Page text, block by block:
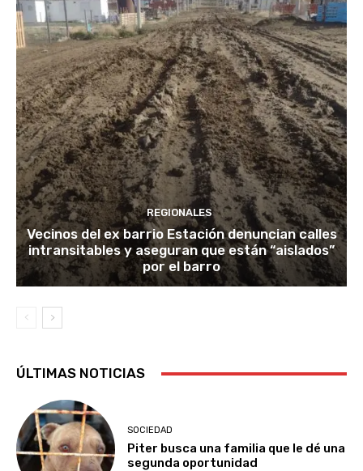
REGIONALES
Vecinos del ex barrio Estación denuncian calles
intransitables y aseguran que están “aislados”
por el barro
ÚLTIMAS NOTICIAS
SOCIEDAD
Piter busca una familia que le dé una
segunda oportunidad